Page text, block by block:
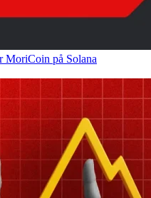
MoriCoin på Solana